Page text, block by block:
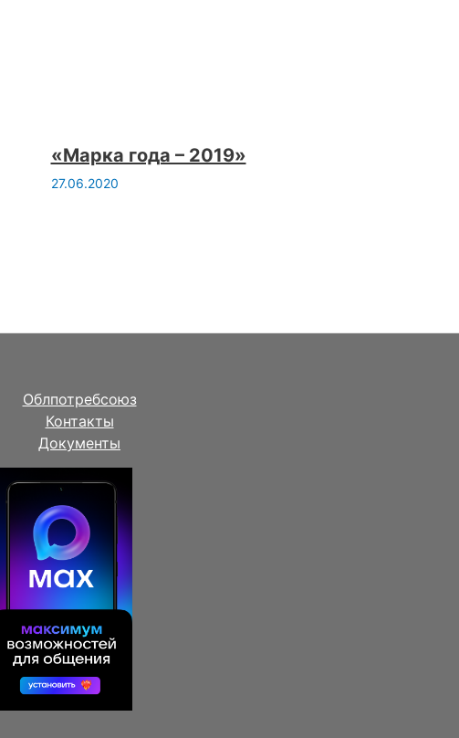
«Марка года – 2019»
27.06.2020
Облпотребсоюз
Контакты
Документы